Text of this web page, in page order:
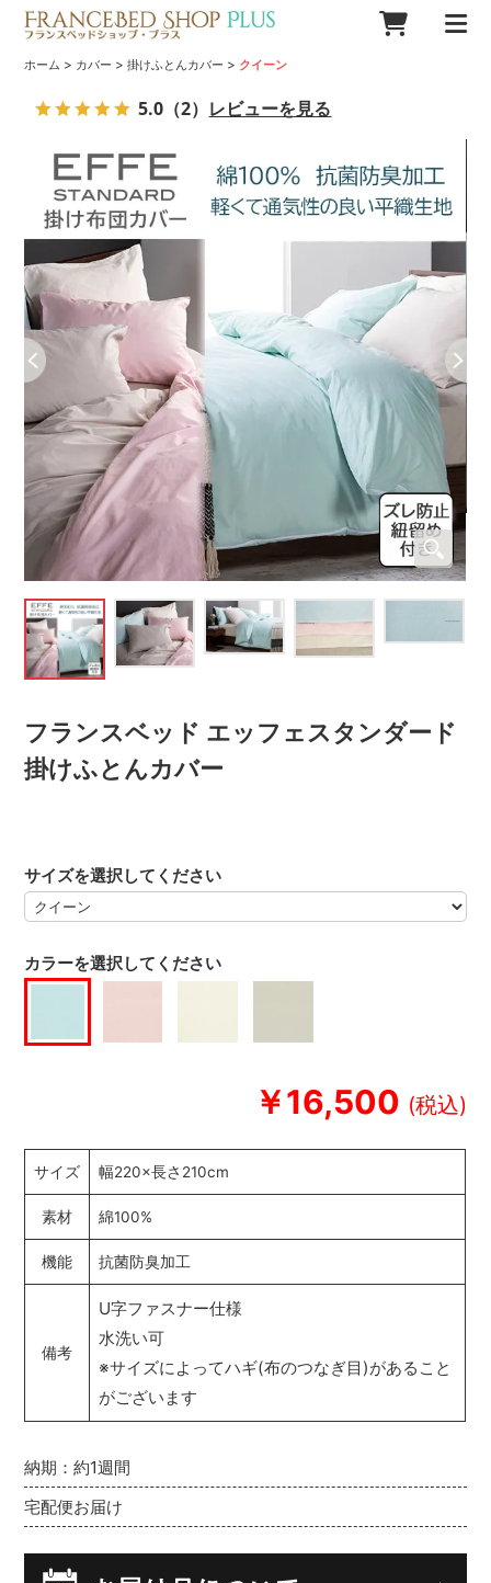
ホーム > カバー >掛けふとんカバー > クイーン
フランスベッド エッフェスタンダード
掛けふとんカバー
￥16,500
納期：約1週間
宅配便お届け
カラーを選択してください
サイズを選択してください
サイズ 幅220×長さ210cm
素材 綿100%
機能 抗菌防臭加工
備考
U字ファスナー仕様
水洗い可
※サイズによってハギ(布のつなぎ目)があること
がございます
5.0 （2） レビューを見る